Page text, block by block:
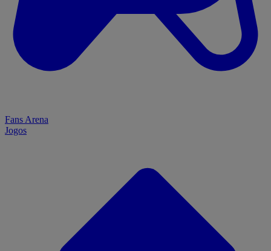
Fans Arena
Jogos